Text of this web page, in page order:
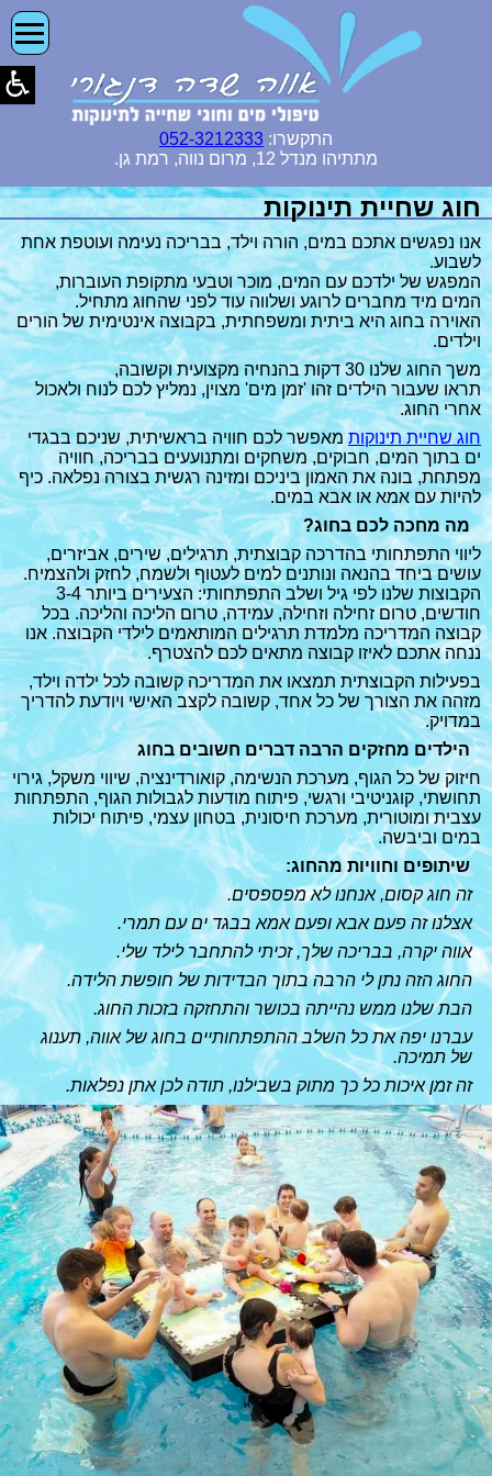
התקשרו: 052-3212333
מתתיהו מנדל 12, מרום נווה, רמת גן.
חוג שחיית תינוקות
אנו נפגשים אתכם במים, הורה וילד, בבריכה נעימה ועוטפת אחת
לשבוע.
המפגש של ילדכם עם המים, מוכר וטבעי מתקופת העוברות,
המים מיד מחברים לרוגע ושלווה עוד לפני שהחוג מתחיל.
האוירה בחוג היא ביתית ומשפחתית, בקבוצה אינטימית של הורים
וילדים.
משך החוג שלנו 30 דקות בהנחיה מקצועית וקשובה,
תראו שעבור הילדים זהו 'זמן מים' מצוין, נמליץ לכם לנוח ולאכול
אחרי החוג.
חוג שחיית תינוקותמאפשר לכם חוויה בראשיתית, שניכם בבגדי
ים בתוך המים, חבוקים, משחקים ומתנועעים בבריכה, חוויה
מפתחת, בונה את האמון ביניכם ומזינה רגשית בצורה נפלאה. כיף
להיות עם אמא או אבא במים.
מה מחכה לכם בחוג?
ליווי התפתחותי בהדרכה קבוצתית, תרגילים, שירים, אביזרים,
עושים ביחד בהנאה ונותנים למים לעטוף ולשמח, לחזק ולהצמיח.
הקבוצות שלנו לפי גיל ושלב התפתחותי: הצעירים ביותר 3-4
חודשים, טרום זחילה וזחילה, עמידה, טרום הליכה והליכה. בכל
קבוצה המדריכה מלמדת תרגילים המותאמים לילדי הקבוצה. אנו
ננחה אתכם לאיזו קבוצה מתאים לכם להצטרף.
בפעילות הקבוצתית תמצאו את המדריכה קשובה לכל ילדה וילד,
מזהה את הצורך של כל אחד, קשובה לקצב האישי ויודעת להדריך
במדויק.
הילדים מחזקים הרבה דברים חשובים בחוג
חיזוק של כל הגוף, מערכת הנשימה, קואורדינציה, שיווי משקל, גירוי
תחושתי, קוגניטיבי ורגשי, פיתוח מודעות לגבולות הגוף, התפתחות
עצבית ומוטורית, מערכת חיסונית, בטחון עצמי, פיתוח יכולות
במים וביבשה.
שיתופים וחוויות מהחוג:
זה חוג קסום, אנחנו לא מפספסים.
אצלנו זה פעם אבא ופעם אמא בבגד ים עם תמרי.
אווה יקרה, בבריכה שלך, זכיתי להתחבר לילד שלי.
החוג הזה נתן לי הרבה בתוך הבדידות של חופשת הלידה.
הבת שלנו ממש נהייתה בכושר והתחזקה בזכות החוג.
עברנו יפה את כל השלב ההתפתחותיים בחוג של אווה, תענוג
של תמיכה.
זה זמן איכות כל כך מתוק בשבילנו, תודה לכן אתן נפלאות.